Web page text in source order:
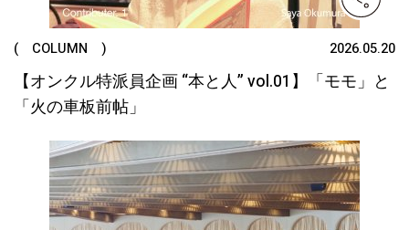
( COLUMN ) 2026.05.20
【オンクル特派員企画 “本と人” vol.01】「モモ」と
「火の車板前帖」